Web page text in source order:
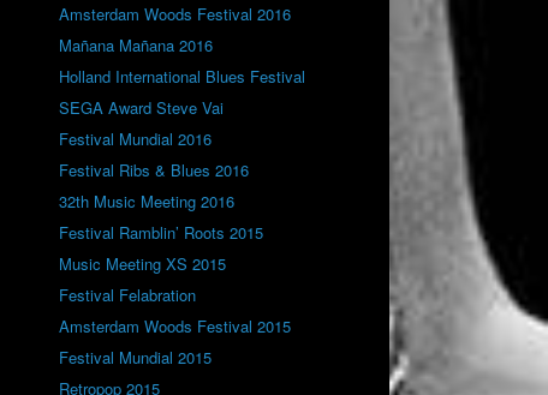
Amsterdam Woods Festival 2016
Mañana Mañana 2016
Holland International Blues Festival
SEGA Award Steve Vai
Festival Mundial 2016
Festival Ribs & Blues 2016
32th Music Meeting 2016
Festival Ramblin’ Roots 2015
Music Meeting XS 2015
Festival Felabration
Amsterdam Woods Festival 2015
Festival Mundial 2015
Retropop 2015